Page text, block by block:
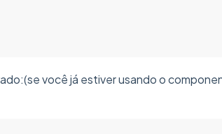
você já estiver usando o